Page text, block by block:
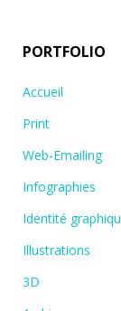
PORTFOLIO
Accueil
Print
Web-Emailing
Infographies
Identité
Illustrations
3D